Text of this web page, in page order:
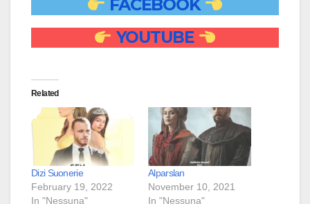
FACEBOOK
YOUTUBE
Related
Dizi Suonerie
February 19, 2022
In "Nessuna"
Alparslan
November 10, 2021
In "Nessuna"